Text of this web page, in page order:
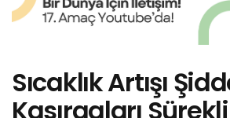
Sıcaklık Artışı
Kasırgaları Sürekli